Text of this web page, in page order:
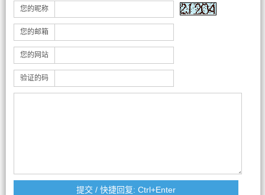
您的昵称
您的邮箱
您的网站
验证的码